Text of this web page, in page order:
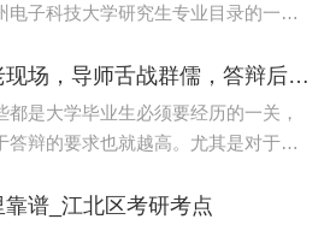
电子科技大学研究生专业目录的一些
助到大家，解决大家的问题，下
博士答辩上演催人老现场，导师舌战群儒，答辩后学生比老师还沧桑
是大学毕业生必须要经历的一关，
答辩的要求也就越高。尤其是对于硕
，只要大学生
谱_江北区考研考点